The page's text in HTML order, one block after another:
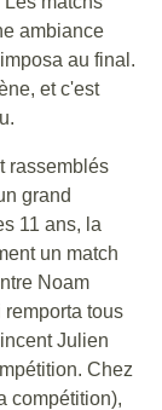
ambiance
au final.
et c'est
rassemblés
grand
11 ans, la
un match
Noam
tous
Julien
Chez
compétition),